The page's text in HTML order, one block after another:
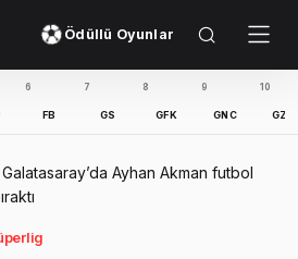
Ödüllü Oyunlar
GFK GNC GZT
Galatasaray’da Ayhan Akman futbol